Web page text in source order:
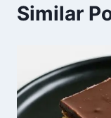
Similar